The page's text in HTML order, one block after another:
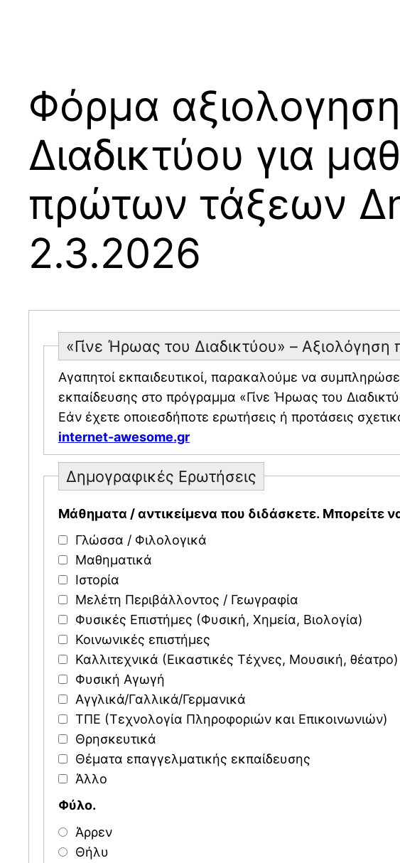
Φόρμα
Διαδικτύου για
πρώτων τάξεων
2.3.2026
«Γίνε Ήρωας του Διαδικτύου» – Aξιολόγηση
Αγαπητοί εκπαιδευτικοί, παρακαλούμε να συμπληρώσετε την παρακάτω
εκπαίδευσης στο πρόγραμμα «Γίνε Ήρωας του
Εάν έχετε οποιεσδήποτε ερωτήσεις ή προτάσεις
internet-awesome.gr
Δημογραφικές Ερωτήσεις
Mάθηματα / αντικείμενα που διδάσκετε. Μπορείτε
Γλώσσα / Φιλολογικά
Μαθηματικά
Ιστορία
Μελέτη Περιβάλλοντος / Γεωγραφία
Φυσικές Επιστήμες (Φυσική, Χημεία, Βιολογία)
Κοινωνικές επιστήμες
Καλλιτεχνικά (Εικαστικές Τέχνες, Μουσική, θέατρο)
Φυσική Αγωγή
Αγγλικά/Γαλλικά/Γερμανικά
ΤΠΕ (Τεχνολογία Πληροφοριών και Επικοινωνιών)
Θρησκευτικά
Θέματα επαγγελματικής εκπαίδευσης
Άλλο
Φύλο.
Άρρεν
Θήλυ